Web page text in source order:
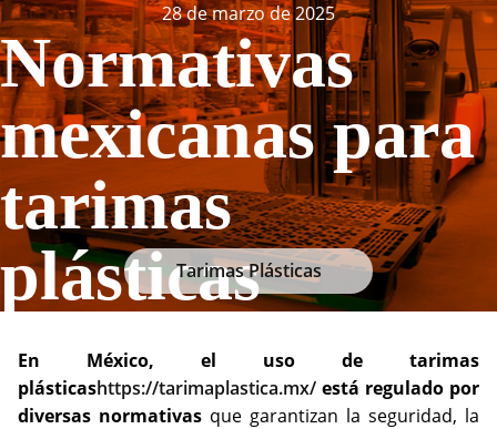
28 de marzo de 2025
Normativas
mexicanas para
tarimas
plásticas
Tarimas Plásticas
En México, el uso de tarimas
plásticashttps://tarimaplastica.mx/ está regulado por
diversas normativas que garantizan la seguridad, la